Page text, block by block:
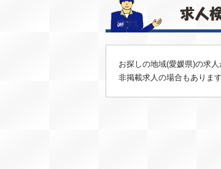
お探しの地域(愛媛県)の求人
非掲載求人の場合もありま